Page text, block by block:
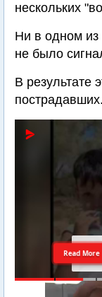
нескольких
Ни в одном из
не было
В результате
пострадавших.
Read More